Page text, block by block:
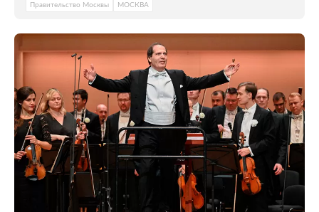
Правительство Москвы
МОСКВА